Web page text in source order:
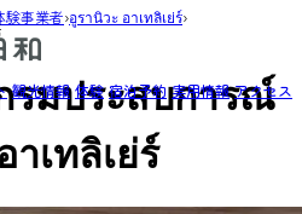
観光情報 体験 宿泊予約 実用情報 アクセス
験事業者›อูรานิวะ อาเทลิเย่ร์›
รมประสบการณ์
เทลิเย่ร์